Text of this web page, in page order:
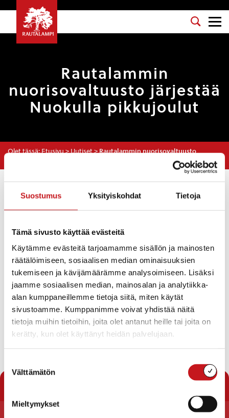
Suostumus Yksityiskohdat Tietoja
Tämä sivusto käyttää evästeitä
Käytämme evästeitä tarjoamamme sisällön ja mainosten
räätälöimiseen, sosiaalisen median ominaisuuksien
tukemiseen ja kävijämäärämme analysoimiseen. Lisäksi
jaamme sosiaalisen median, mainosalan ja analytiikka-
alan kumppaneillemme tietoja siitä, miten käytät
sivustoamme. Kumppanimme voivat yhdistää näitä
tietoja muihin tietoihin, joita olet antanut heille tai joita on
kerätty, kun olet käyttänyt heidän palvelujaan.
valinta
Välttämätön
Mieltymykset
Rautalammin
nuorisovaltuusto järjestää
Nuokulla pikkujoulut
Olet tässä:Etusivu>Uutiset>Rautalammin nuorisovaltuusto
Uutiset
12.12.2019 — 08:57
Nuokulla järjestetään perjantaina 13.12. pikkujoulut. 1-5
luokkalaisten pikkujoulut on klo 14.00 – 15.30 ja 6-9
luokkalaisten klo 16.00 – 17.30.
Luvassa muun muassa torttujen leivontaa, pientä
kisailua ja huikeita palkintoja.
« Uutishuone